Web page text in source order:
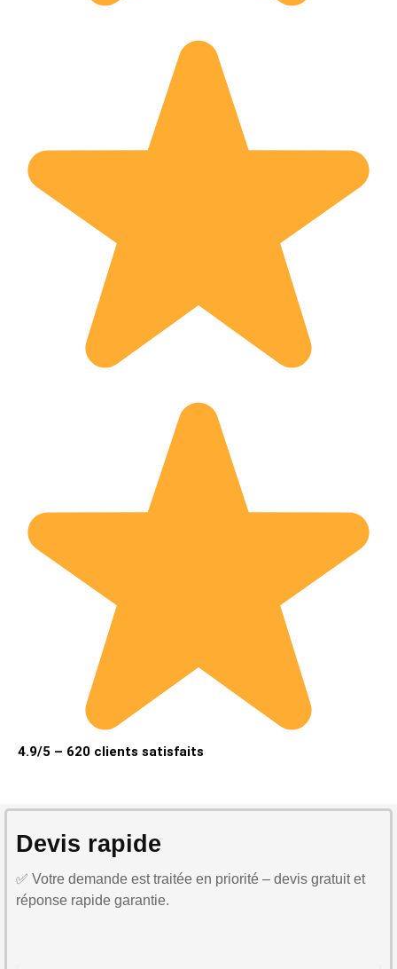
4.9/5 – 620 clients satisfaits
Devis rapide
✅ Votre demande est traitée en priorité – devis gratuit et
réponse rapide garantie.